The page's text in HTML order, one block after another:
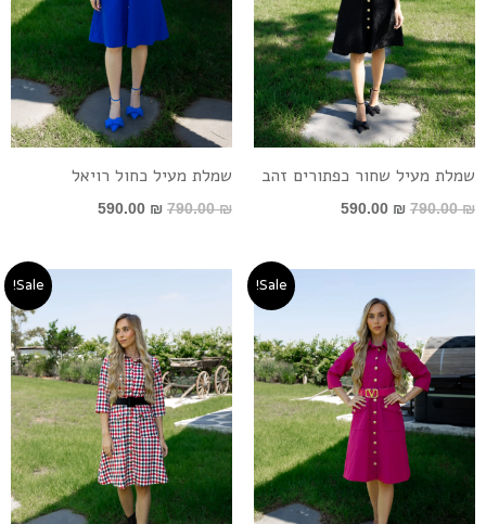
שמלת מעיל שחור כפתורים זהב
790.00₪
590.00 ₪
שמלת מעיל כחול רויאל
790.00₪
590.00 ₪
Sale!
המקורי
היה:
790.00 ₪.
590.00 ₪.
Sale!
היה:
790.00 ₪.
590.00 ₪.